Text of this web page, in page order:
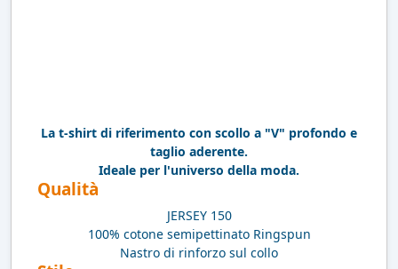
La t-shirt di riferimento con scollo a "V" profondo e
taglio aderente.
Ideale per l'universo della moda.
Qualità
JERSEY 150
100% cotone semipettinato Ringspun
Nastro di rinforzo sul collo